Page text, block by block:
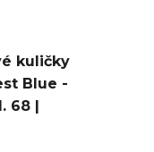
kuličky
Blue -
68 |